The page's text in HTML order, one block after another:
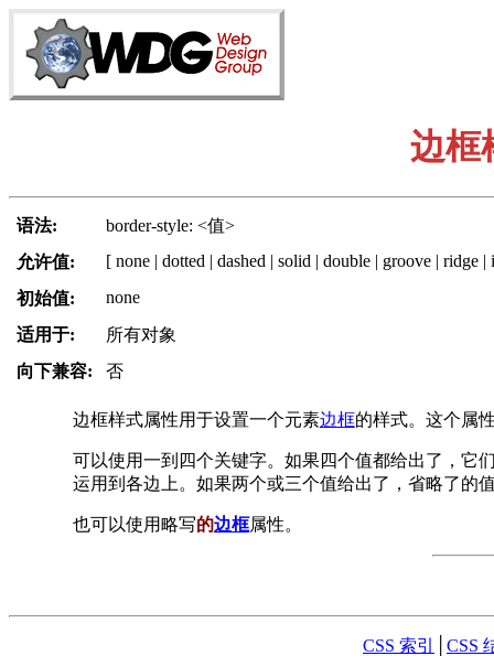
边框
语法:
border-style: <值>
允许值:
[ none | dotted | dashed | solid | double | groove | ridge
初始值:
none
适用于:
所有对象
向下兼容:
否
边框样式属性用于设置一个元素边框的样式。这个属
可以使用一到四个关键字。如果四个值都给出了，它
运用到各边上。如果两个或三个值给出了，省略了的
也可以使用略写的边框属性。
CSS 索引 CSS